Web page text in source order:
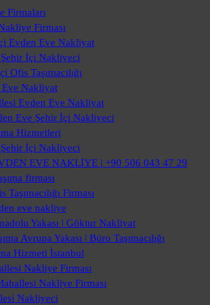
Firmaları
Firması
Evden Eve Nakliyat
Şehir İçi Nakliyeci
Ofis Taşımacılığı
Nakliyat
Evden Eve Nakliyat
Eve Şehir İçi Nakliyeci
Hizmetleri
Şehir İçi Nakliyeci
EVE NAKLİYE | +90 506 043 47 29
firması
Firması
eve nakliye
Yakası | Göktur Nakliyat
Avrupa Yakası | Büro Taşımacılığı
Hizmeti İstanbul
Nakliye Firması
Nakliye Firması
Nakliyeci